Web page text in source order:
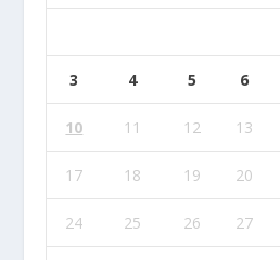
3 4 5 6
10 11 12 13
17 18 19 20
24 25 26 27